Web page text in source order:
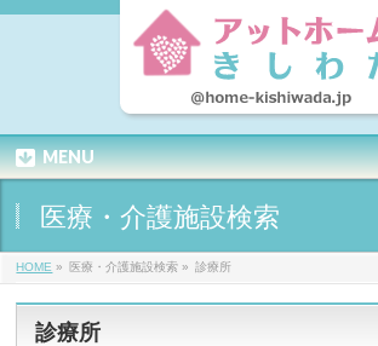
MENU
医療・介護施設検索
HOME » 医療・介護施設検索 » 診療所
診療所